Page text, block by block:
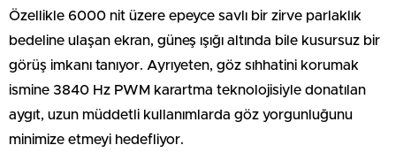
Özellikle 6000 nit üzere epeyce savlı bir zirve parlaklık
bedeline ulaşan ekran, güneş ışığı altında bile kusursuz bir
görüş imkanı tanıyor. Ayrıyeten, göz sıhhatini korumak
ismine 3840 Hz PWM karartma teknolojisiyle donatılan
aygıt, uzun müddetli kullanımlarda göz yorgunluğunu
minimize etmeyi hedefliyor.